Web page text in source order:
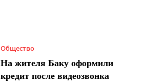
Общество
На жителя Баку оформили
кредит после видеозвонка